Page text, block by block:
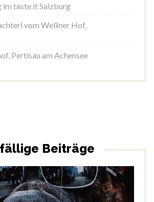
taste.it Salzburg
vom Weßner Hof,
Pertisau am Achensee
Beiträge